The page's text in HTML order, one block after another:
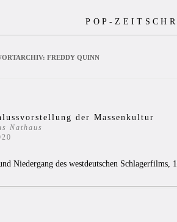
POP-
FREDDY QUINN
der Massenkultur
Nathaus
Niedergang des westdeutschen Schlagerfilms,